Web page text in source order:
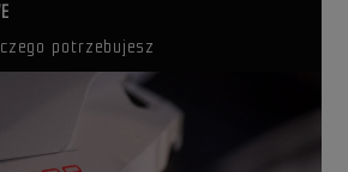
potrzebujesz